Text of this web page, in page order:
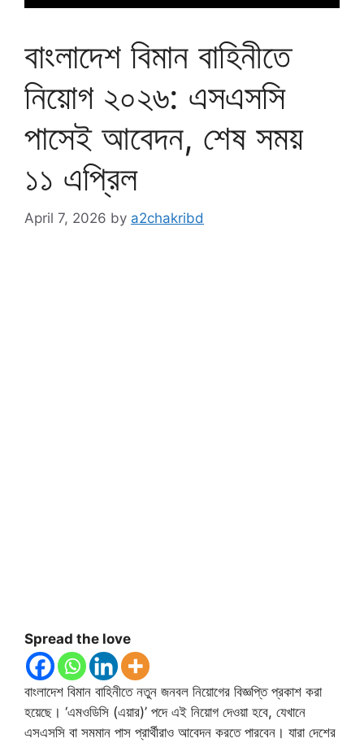
বাংলাদেশ বিমান বাহিনীতে
নিয়োগ ২০২৬: এসএসসি
পাসেই আবেদন, শেষ সময়
১১ এপ্রিল
April 7, 2026 by a2chakribd
Spread the love
বাংলাদেশ বিমান বাহিনীতে নতুন জনবল নিয়োগের বিজ্ঞপ্তি প্রকাশ করা
হয়েছে। ‘এমওডিসি (এয়ার)’ পদে এই নিয়োগ দেওয়া হবে, যেখানে
এসএসসি বা সমমান পাস প্রার্থীরাও আবেদন করতে পারবেন। যারা দেশের